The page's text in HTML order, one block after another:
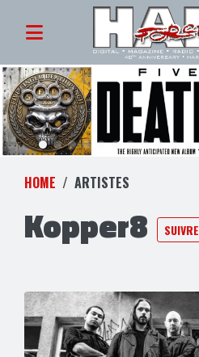
HOME ARTISTES
Kopper8 SUIVRE